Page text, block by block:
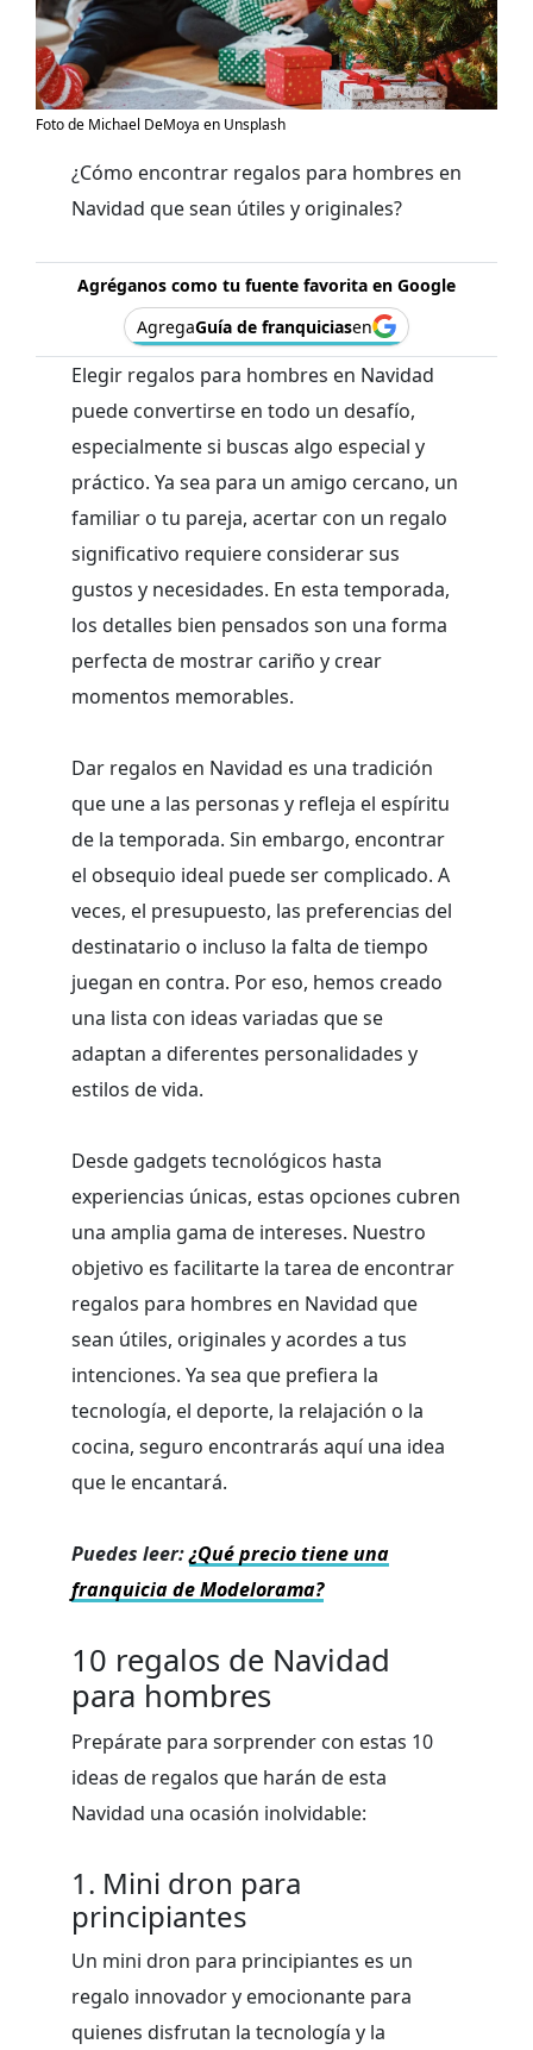
Foto de Michael DeMoya en Unsplash
¿Cómo encontrar regalos para hombres en
Navidad que sean útiles y originales?
Agréganos como tu fuente favorita en Google
AgregaGuía de franquiciasen
Elegir regalos para hombres en Navidad
puede convertirse en todo un desafío,
especialmente si buscas algo especial y
práctico. Ya sea para un amigo cercano, un
familiar o tu pareja, acertar con un regalo
significativo requiere considerar sus
gustos y necesidades. En esta temporada,
los detalles bien pensados son una forma
perfecta de mostrar cariño y crear
momentos memorables.
Dar regalos en Navidad es una tradición
que une a las personas y refleja el espíritu
de la temporada. Sin embargo, encontrar
el obsequio ideal puede ser complicado. A
veces, el presupuesto, las preferencias del
destinatario o incluso la falta de tiempo
juegan en contra. Por eso, hemos creado
una lista con ideas variadas que se
adaptan a diferentes personalidades y
estilos de vida.
Desde gadgets tecnológicos hasta
experiencias únicas, estas opciones cubren
una amplia gama de intereses. Nuestro
objetivo es facilitarte la tarea de encontrar
regalos para hombres en Navidad que
sean útiles, originales y acordes a tus
intenciones. Ya sea que prefiera la
tecnología, el deporte, la relajación o la
cocina, seguro encontrarás aquí una idea
que le encantará.
Puedes leer:¿Qué precio tiene una
franquicia de Modelorama?
10 regalos de Navidad
para hombres
Prepárate para sorprender con estas 10
ideas de regalos que harán de esta
Navidad una ocasión inolvidable:
1. Mini dron para
principiantes
Un mini dron para principiantes es un
regalo innovador y emocionante para
quienes disfrutan la tecnología y la